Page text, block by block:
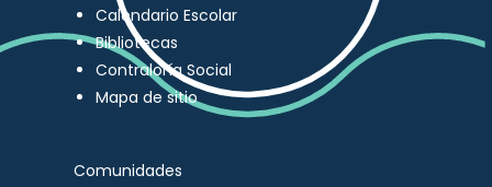
Calendario Escolar
Bibliotecas
Contraloría Social
Mapa de sitio
Comunidades